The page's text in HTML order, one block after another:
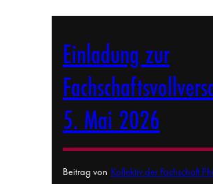
Einladung zur
5. Mai 2026
Beitrag von Kollektiv der Fachschaft